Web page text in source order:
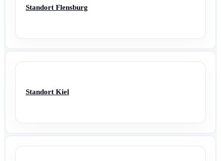
Standort Flensburg
Standort Kiel